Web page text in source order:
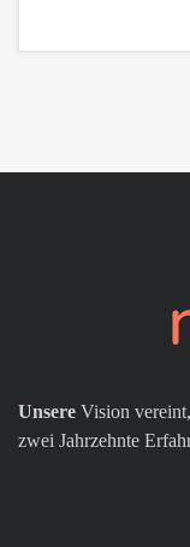
Unsere Vision
zwei Jahrzehnte